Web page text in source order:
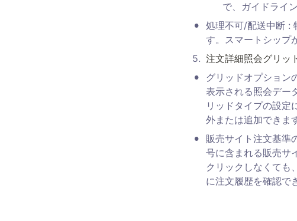
で、ガイドライ
• 処理不可/配送中断 :
す。スマートシップ
5. 注文詳細照会グリッ
•
グリッドオプション
表示される照会デー
リッドタイプの設定
外または追加できま
•
販売サイト注文基準
号に含まれる販売サ
クリックしなくても
に注文履歴を確認で